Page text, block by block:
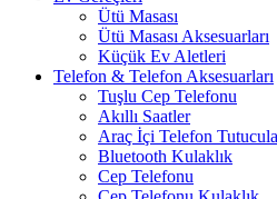
Ütü Masası
Ütü Masası Aksesuarları
Küçük Ev Aletleri
Telefon & Telefon Aksesuarları
Tuşlu Cep Telefonu
Akıllı Saatler
Araç İçi Telefon
Bluetooth Kulaklık
Cep Telefonu